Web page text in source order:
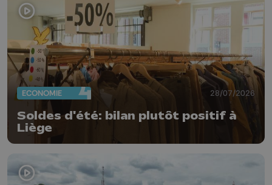
ECONOMIE 28/07/2026
Soldes d'été: bilan plutôt positif à
Liège